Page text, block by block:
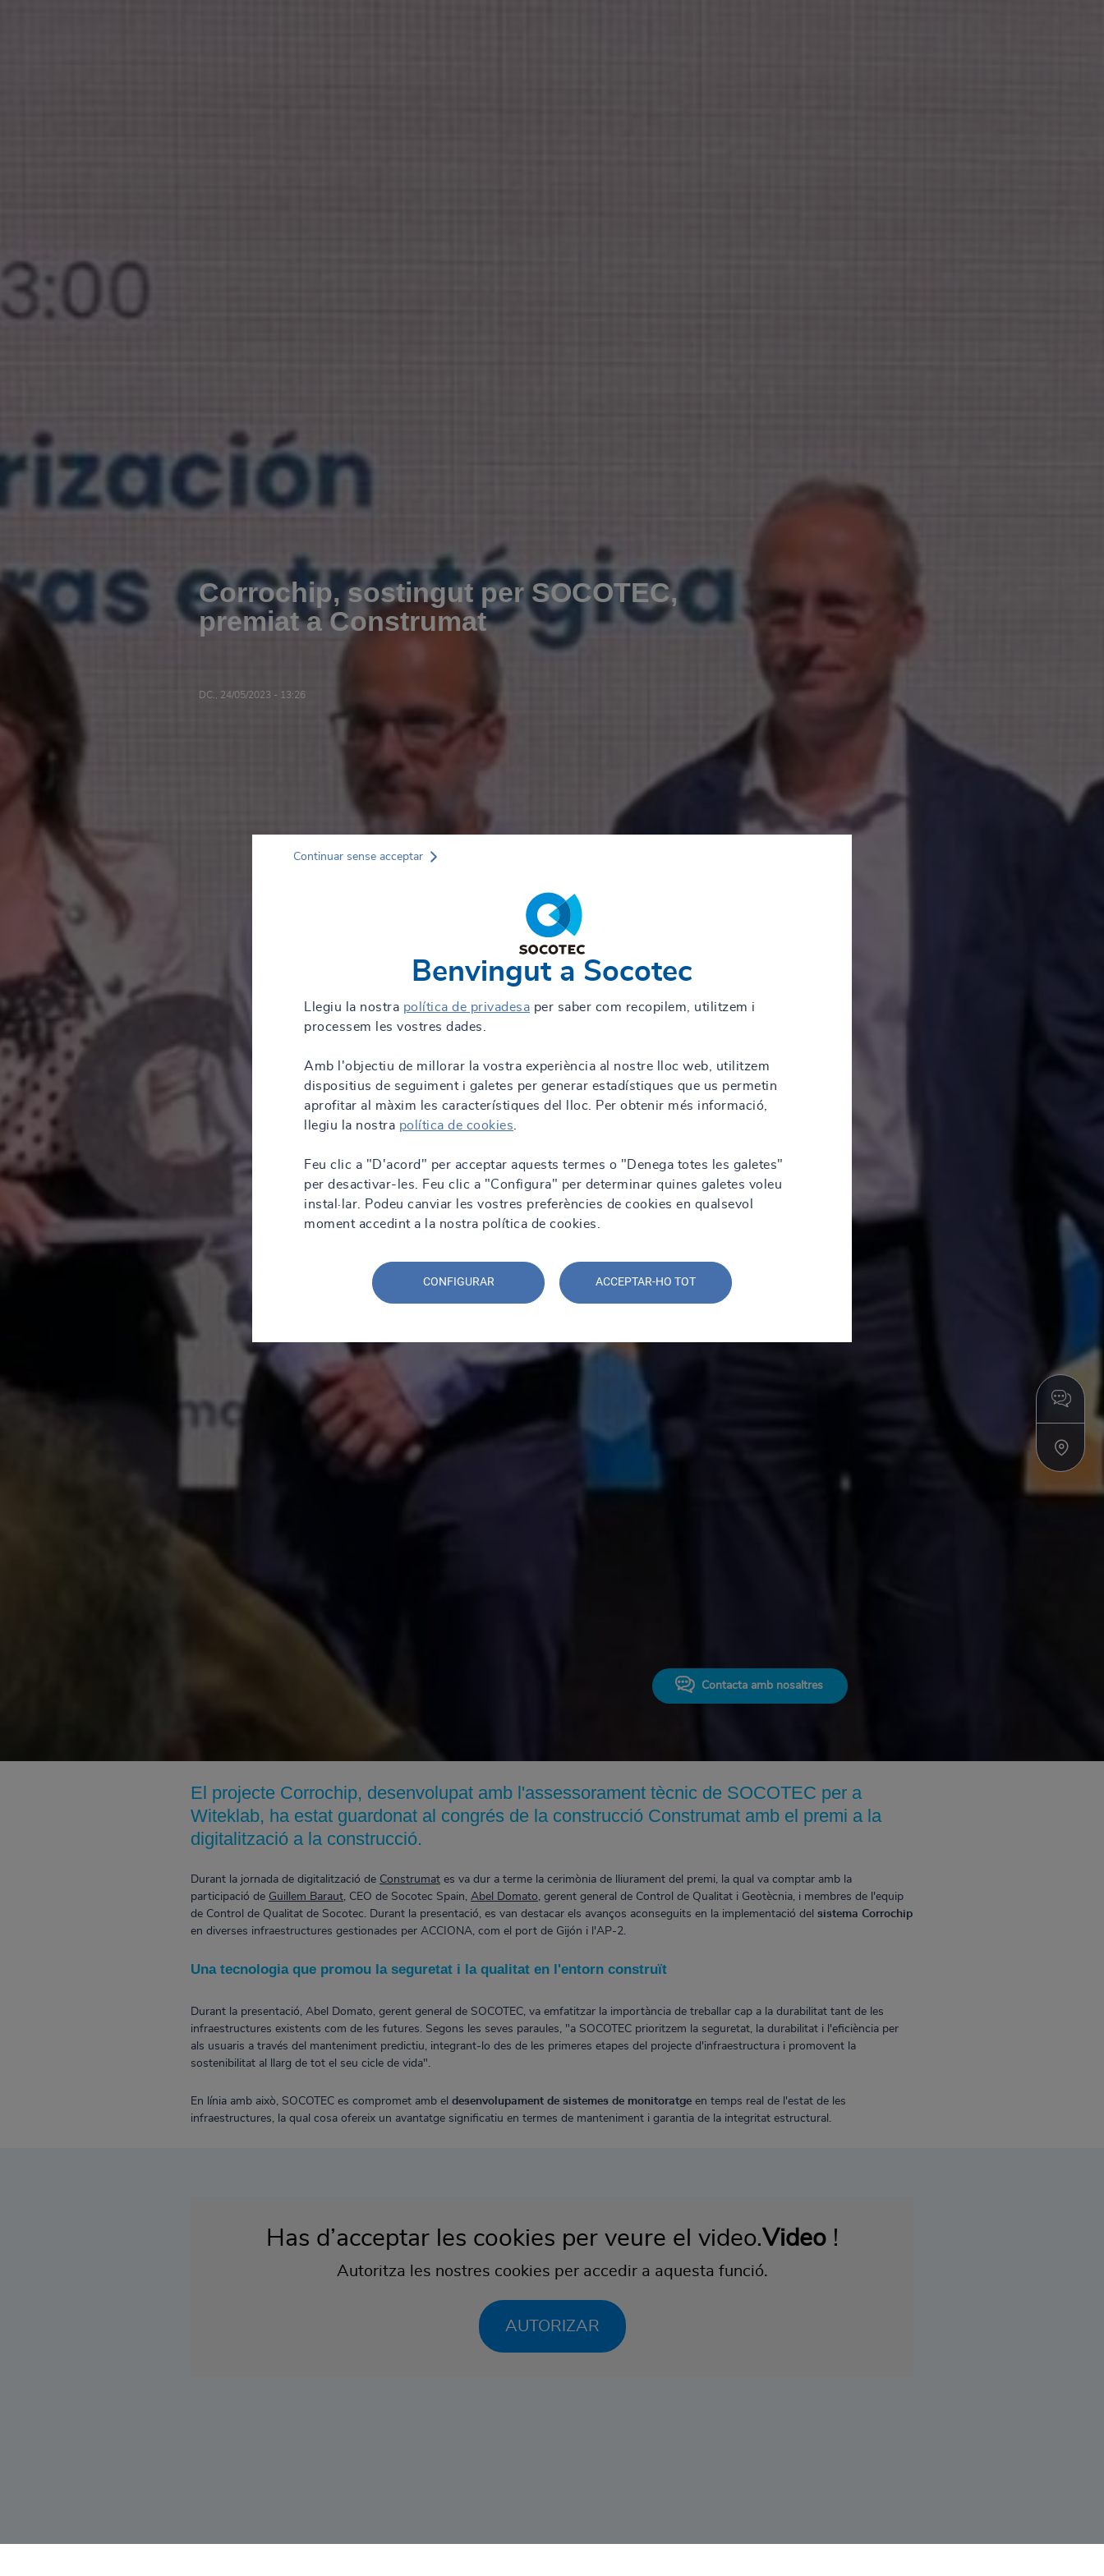
Corrochip, sostingut per SOCOTEC,
premiat a Construmat
DC., 24/05/2023 - 13:26
Contacta amb nosaltres
El projecte Corrochip, desenvolupat amb l'assessorament tècnic de SOCOTEC per a
Witeklab, ha estat guardonat al congrés de la construcció Construmat amb el premi a la
digitalització a la construcció.
Durant la jornada de digitalització de Construmat es va dur a terme la cerimònia de lliurament del premi, la qual va comptar amb la
participació de Guillem Baraut , CEO de Socotec Spain, Abel Domato , gerent general de Control de Qualitat i Geotècnia, i membres de l'equip
de Control de Qualitat de Socotec. Durant la presentació, es van destacar els avanços aconseguits en la implementació del sistema Corrochip
en diverses infraestructures gestionades per ACCIONA, com el port de Gijón i l'AP-2.
Una tecnologia que promou la seguretat i la qualitat en l'entorn construït
Durant la presentació, Abel Domato, gerent general de SOCOTEC, va emfatitzar la importància de treballar cap a la durabilitat tant de les
infraestructures existents com de les futures. Segons les seves paraules, "a SOCOTEC prioritzem la seguretat, la durabilitat i l'eficiència per
als usuaris a través del manteniment predictiu, integrant-lo des de les primeres etapes del projecte d'infraestructura i promovent la
sostenibilitat al llarg de tot el seu cicle de vida".
En línia amb això, SOCOTEC es compromet amb el desenvolupament de sistemes de monitoratge en temps real de l'estat de les
infraestructures, la qual cosa ofereix un avantatge significatiu en termes de manteniment i garantia de la integritat estructural.
Has d’acceptar les cookies per veure el video.Video!
Autoritza les nostres cookies per accedir a aquesta funció.
AUTORIZAR
Benvingut a Socotec
Llegiu la nostra política de privadesa per saber com recopilem, utilitzem i
processem les vostres dades.
Amb l'objectiu de millorar la vostra experiència al nostre lloc web, utilitzem
dispositius de seguiment i galetes per generar estadístiques que us permetin
aprofitar al màxim les característiques del lloc. Per obtenir més informació,
llegiu la nostra política de cookies
Feu clic a "D'acord" per acceptar aquests termes o "Denega totes les galetes"
per desactivar-les. Feu clic a "Configura" per determinar quines galetes voleu
instal·lar. Podeu canviar les vostres preferències de cookies en qualsevol
moment accedint a la nostra política de cookies.
CONFIGURAR ACCEPTAR-HO TOT
Continuar sense acceptar